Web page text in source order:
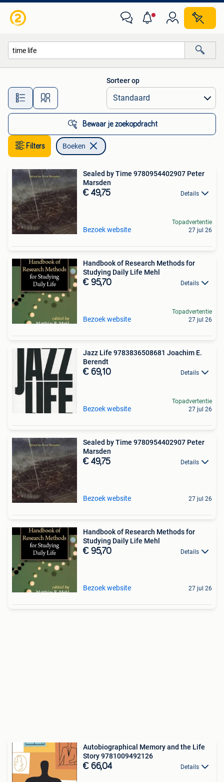
Alle afstanden…
Sorteer op
Bewaar je zoekopdracht
Filters Boeken
Sealed by Time 9780954402907 Peter
Marsden
€ 49,75 Details
Bezoek website
Topadvertentie
27 jul 26
Handbook of Research Methods for
Studying Daily Life Mehl
€ 95,70 Details
Bezoek website
Topadvertentie
27 jul 26
Jazz Life 9783836508681 Joachim E.
Berendt
€ 69,10 Details
Bezoek website
Topadvertentie
27 jul 26
Sealed by Time 9780954402907 Peter
Marsden
€ 49,75 Details
Bezoek website 27 jul 26
Handbook of Research Methods for
Studying Daily Life Mehl
€ 95,70 Details
Bezoek website 27 jul 26
Autobiographical Memory and the Life
Story 9781009492126
€ 66,04 Details